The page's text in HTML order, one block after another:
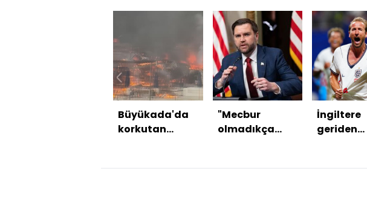
Büyükada'da
korkutan
"Mecbur
olmadıkça
ğiz"
İngiltere
geriden